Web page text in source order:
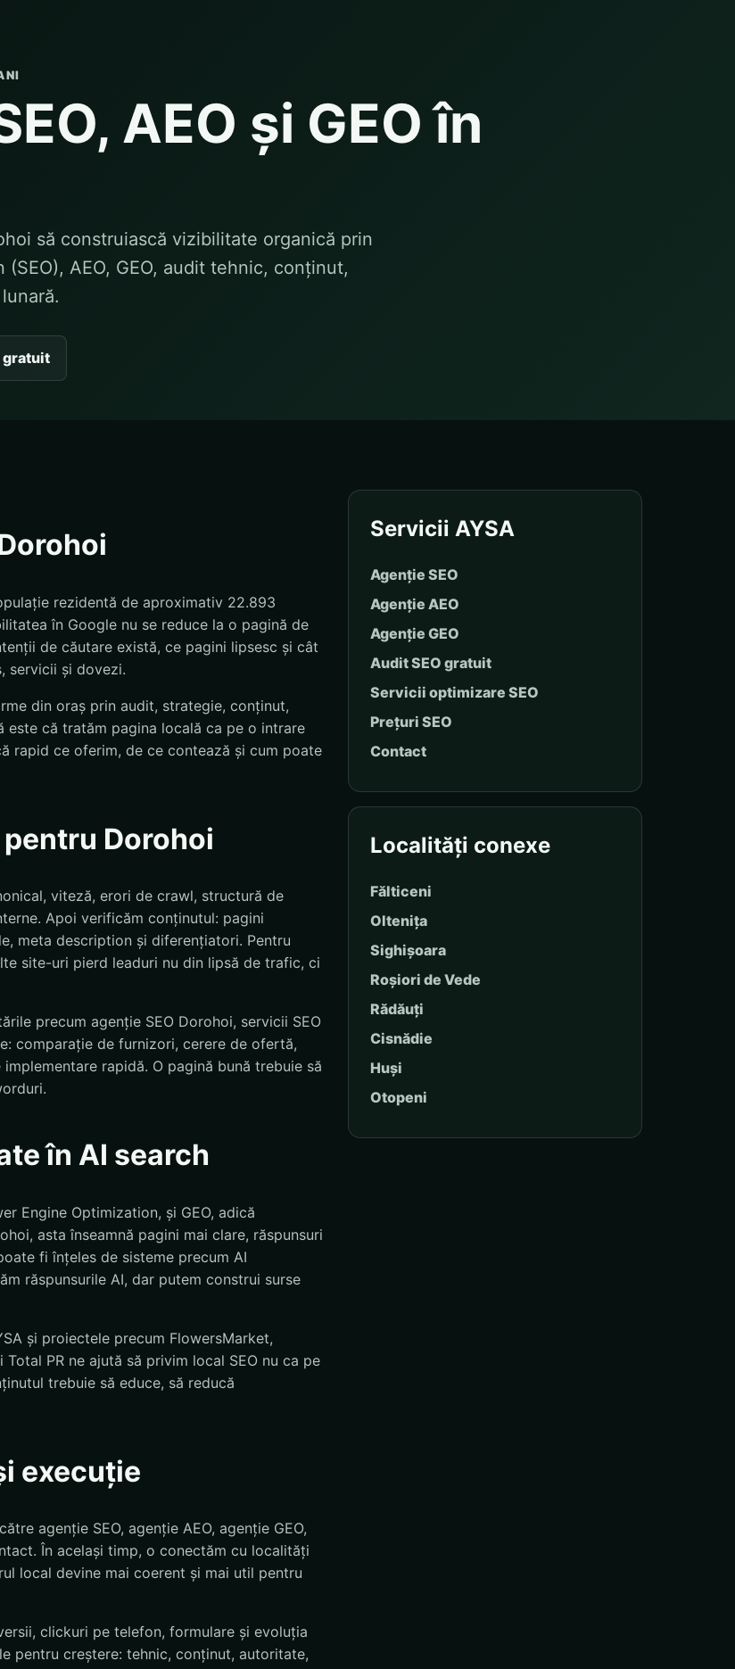
AEO și GEO în
să construiască vizibilitate organică prin
AEO, GEO, audit tehnic, conținut,
gratuit
rezidentă de aproximativ 22.893
în Google nu se reduce la o pagină de
de căutare există, ce pagini lipsesc și cât
servicii și dovezi.
din oraș prin audit, strategie, conținut,
este că tratăm pagina locală ca pe o intrare
rapid ce oferim, de ce contează și cum poate
Dorohoi
viteză, erori de crawl, structură de
Apoi verificăm conținutul: pagini
meta description și diferențiatori. Pentru
site-uri pierd leaduri nu din lipsă de trafic, ci
precum agenție SEO Dorohoi, servicii SEO
comparație de furnizori, cerere de ofertă,
rapidă. O pagină bună trebuie să
în AI search
Engine Optimization, și GEO, adică
asta înseamnă pagini mai clare, răspunsuri
fi înțeles de sisteme precum AI
răspunsurile AI, dar putem construi surse
și proiectele precum FlowersMarket,
PR ne ajută să privim local SEO nu ca pe
trebuie să educe, să reducă
execuție
agenție SEO, agenție AEO, agenție GEO,
În același timp, o conectăm cu localități
local devine mai coerent și mai util pentru
clickuri pe telefon, formulare și evoluția
pentru creștere: tehnic, conținut, autoritate,
Servicii AYSA
Agenție SEO
Agenție AEO
Agenție GEO
Audit SEO gratuit
Servicii optimizare SEO
Prețuri SEO
Contact
Localități conexe
Fălticeni
Oltenița
Sighișoara
Roșiori de Vede
Rădăuți
Cisnădie
Huși
Otopeni